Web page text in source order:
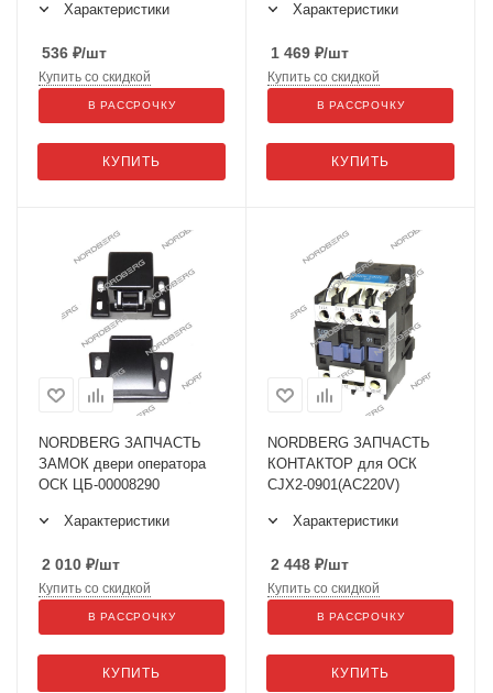
000007257
Характеристики
536 ₽/шт
КУПИТЬ
Купить со скидкой
В РАССРОЧКУ
Характеристики
1 469 ₽/шт
КУПИТЬ
Купить со скидкой
В РАССРОЧКУ
NORDBERG ЗАПЧАСТЬ
ЗАМОК двери оператора
ОСК ЦБ-00008290
Характеристики
2 010 ₽/шт
КУПИТЬ
Купить со скидкой
В РАССРОЧКУ
NORDBERG ЗАПЧАСТЬ
КОНТАКТОР для ОСК
CJX2-0901(AC220V)
Характеристики
2 448 ₽/шт
КУПИТЬ
Купить со скидкой
В РАССРОЧКУ